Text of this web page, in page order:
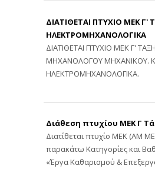
ΔΙΑΤΙΘΕΤΑΙ ΠΤΥΧΙΟ ΜΕΚ Γ'
ΗΛΕΚΤΡΟΜΗΧΑΝΟΛΟΓΙΚΑ
ΔΙΑΤΙΘΕΤΑΙ ΠΤΥΧΙΟ ΜΕΚ Γ'
ΜΗΧΑΝΟΛΟΓΟΥ ΜΗΧΑΝΙΚΟΥ.
ΗΛΕΚΤΡΟΜΗΧΑΝΟΛΟΓΙΚΑ.
Διάθεση πτυχίου ΜΕΚ Γ
Διατίθεται πτυχίο ΜΕΚ (ΑΜ
παρακάτω Κατηγορίες και
«Έργα Καθαρισμού &